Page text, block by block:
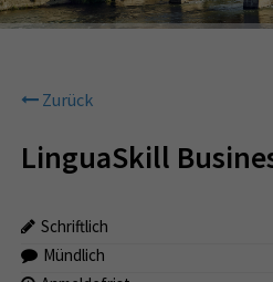
Zurück
LinguaSkill
Schriftlich
Mündlich